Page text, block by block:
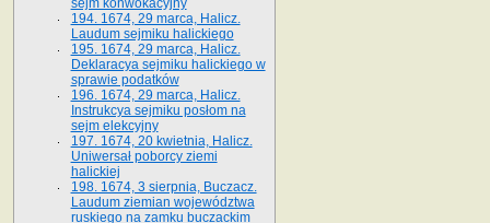
sejm konwokacyjny
194. 1674, 29 marca, Halicz.
Laudum sejmiku halickiego
195. 1674, 29 marca, Halicz.
Deklaracya sejmiku halickiego w
sprawie podatków
196. 1674, 29 marca, Halicz.
Instrukcya sejmiku posłom na
sejm elekcyjny
197. 1674, 20 kwietnia, Halicz.
Uniwersał poborcy ziemi
halickiej
198. 1674, 3 sierpnia, Buczacz.
Laudum ziemian województwa
ruskiego na zamku buczackim